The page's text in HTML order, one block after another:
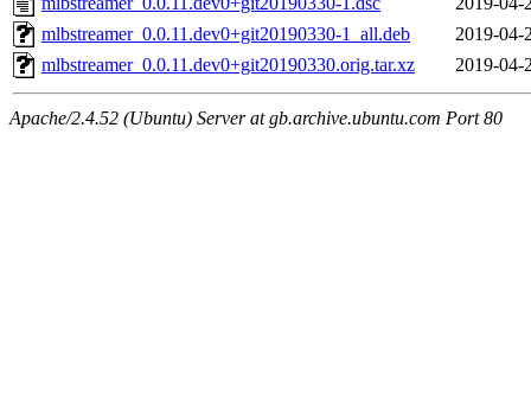
mlbstreamer_0.0.11.dev0+git20190330-1_all.deb
2019-04-
mlbstreamer_0.0.11.dev0+git20190330.orig.tar.xz
2019-04-
Apache/2.4.52 (Ubuntu) Server at gb.archive.ubuntu.com Port 80